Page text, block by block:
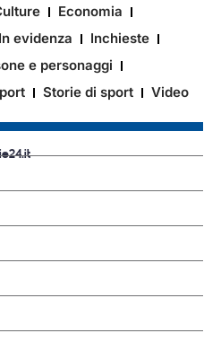
Economia
In evidenza
Inchieste
e personaggi
Storie di sport Video